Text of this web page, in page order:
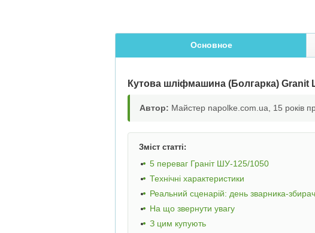
Основное
Кутова шліфмашина (Болгарка) Granit
Автор: Майстер napolke.com.ua, 15 років
Зміст статті:
5 переваг Граніт ШУ-125/1050
Технічні характеристики
Реальний сценарій: день зварника-
На що звернути увагу
З цим купують